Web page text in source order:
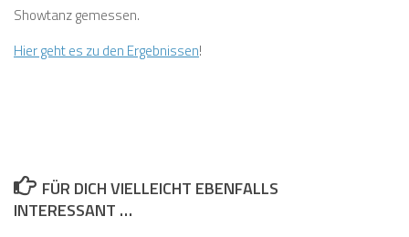
Showtanz gemessen.
Hier geht es zu den Ergebnissen!
FÜR DICH VIELLEICHT EBENFALLS
INTERESSANT …